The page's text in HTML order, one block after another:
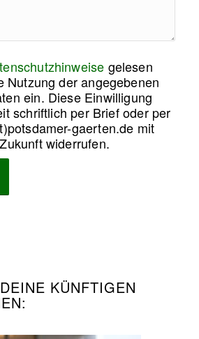
gelesen
Nutzung der angegebenen
ein. Diese Einwilligung
schriftlich per Brief oder per
gaerten.de mit
widerrufen.
KÜNFTIGEN